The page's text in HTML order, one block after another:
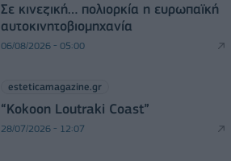
Σε κινεζική… πολιορκία η ευρωπαϊκή
αυτοκινητοβιομηχανία
06/08/2026 - 05:00
esteticamagazine.gr
“Kokoon Loutraki Coast”
28/07/2026 - 12:07